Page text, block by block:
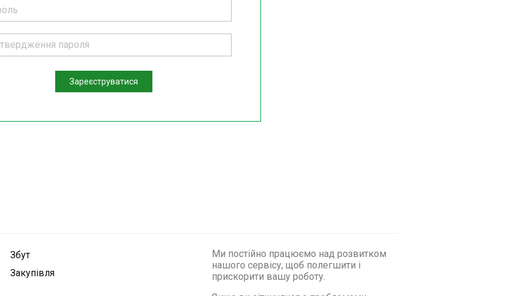
Зареєструватися
Збут
Закупівля
Ми постійно працюємо над розвитком
нашого сервісу, щоб полегшити і
прискорити вашу роботу.